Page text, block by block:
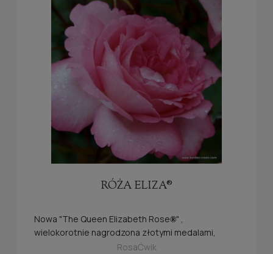
RÓŻA ELIZA®
Nowa "The Queen Elizabeth Rose®" ,
wielokorotnie nagrodzona złotymi medalami,
często kwitnąca z wyróżnieniem ADR.
RosaĆwik